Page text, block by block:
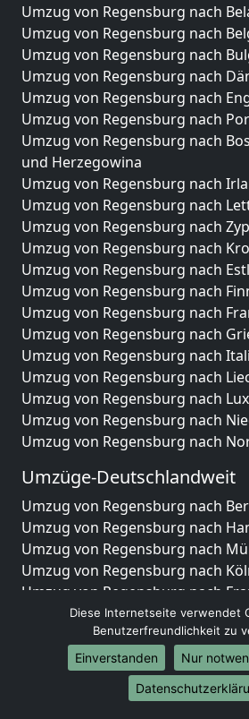
Umzug von Regensburg nach
Umzug von Regensburg nach
Umzug von Regensburg nach
Umzug von Regensburg nach
Umzug von Regensburg nach
Umzug von Regensburg nach
Umzug von Regensburg nach
und Herzegowina
Umzug von Regensburg nach
Umzug von Regensburg nach
Umzug von Regensburg nach
Umzug von Regensburg nach
Umzug von Regensburg nach
Umzug von Regensburg nach
Umzug von Regensburg nach
Umzug von Regensburg nach
Umzug von Regensburg nach
Umzug von Regensburg nach
Umzug von Regensburg nach
Umzug von Regensburg nach
Umzug von Regensburg nach
Umzüge-Deutschlandweit
Umzug von Regensburg nach
Umzug von Regensburg nach
Umzug von Regensburg nach
Umzug von Regensburg nach
Umzug von Regensburg nach
Umzug von Regensburg nach
Umzug von Regensburg nach
Umzug von Regensburg nach
Umzug von Regensburg nach
Umzug von Regensburg nach
Diese Internetseite verwendet
Benutzerfreundlichkeit zu
Einverstanden
Nur